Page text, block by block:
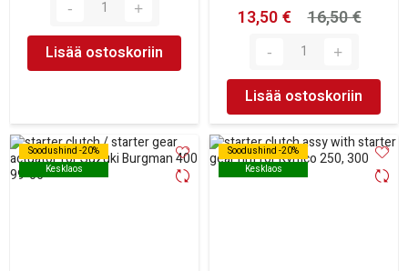
Lisää ostoskoriin
13,50 €
16,50 €
Lisää ostoskoriin
Soodushind -20%
Kesklaos
Soodushind -20%
Kesklaos
Soodushind -20%
Kesklaos
Soodushind -20%
Kesklaos